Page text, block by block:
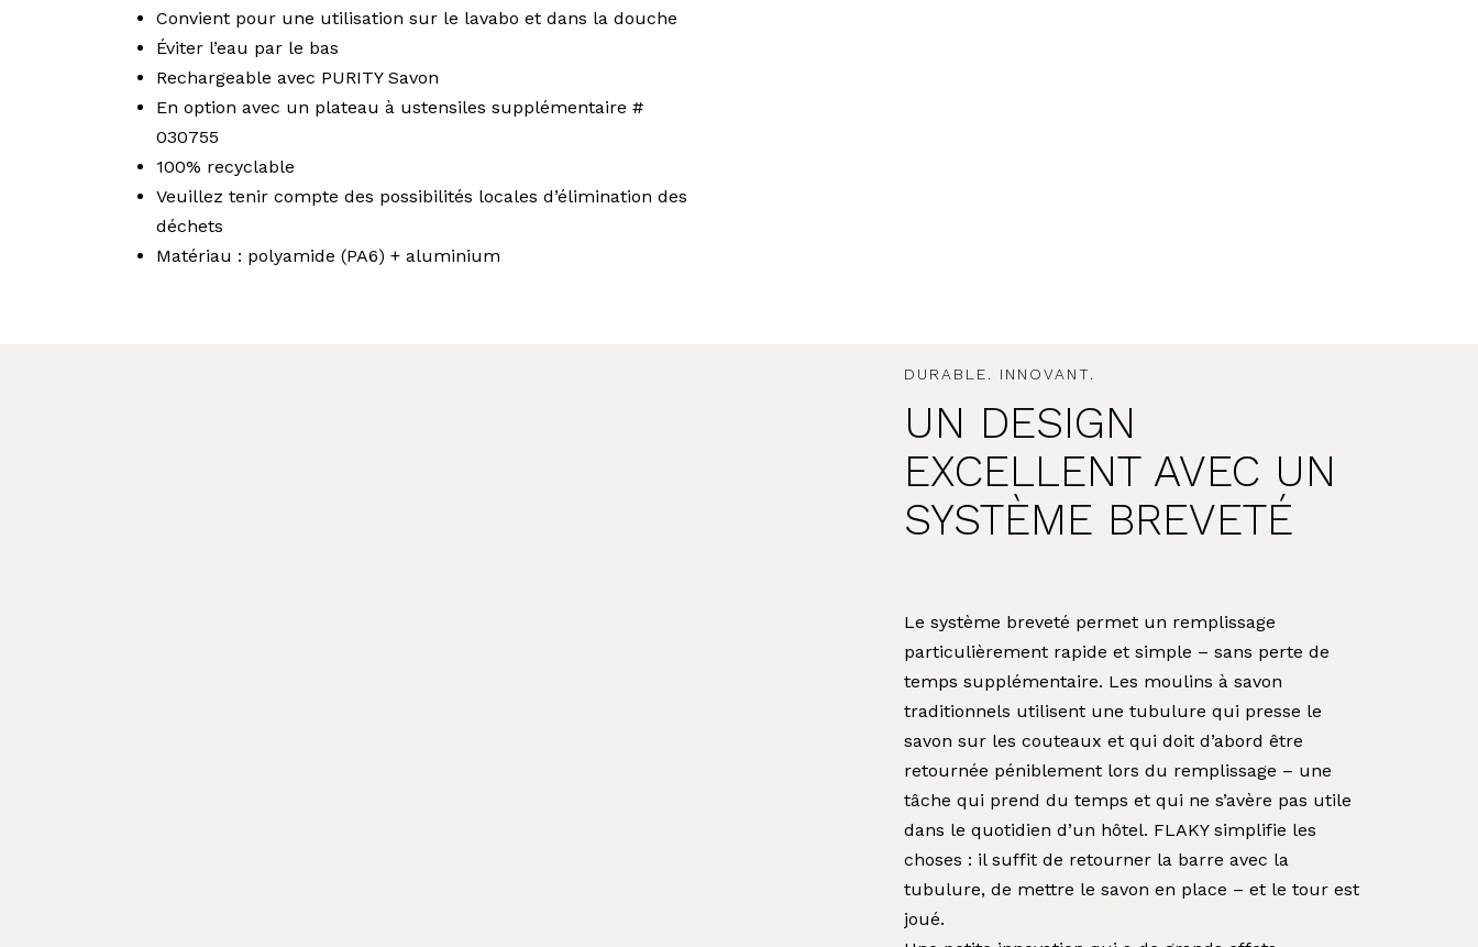
Convient pour une utilisation sur le lavabo et dans la douche
Éviter l’eau par le bas
Rechargeable avec PURITY Savon
En option avec un plateau à ustensiles supplémentaire #
030755
100% recyclable
Veuillez tenir compte des possibilités locales d’élimination des
déchets
Matériau : polyamide (PA6) + aluminium
DURABLE. INNOVANT.
UN DESIGN
EXCELLENT AVEC UN
SYSTÈME BREVETÉ
Le système breveté permet un remplissage
particulièrement rapide et simple – sans perte de
temps supplémentaire. Les moulins à savon
traditionnels utilisent une tubulure qui presse le
savon sur les couteaux et qui doit d’abord être
retournée péniblement lors du remplissage – une
tâche qui prend du temps et qui ne s’avère pas utile
dans le quotidien d’un hôtel. FLAKY simplifie les
choses : il suffit de retourner la barre avec la
tubulure, de mettre le savon en place – et le tour est
joué.